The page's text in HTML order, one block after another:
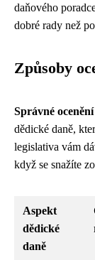
daňového
dobré rady než
Způsoby
Správné
dědické daně,
legislativa vám
když se snažíte
Aspekt
dědické
daně